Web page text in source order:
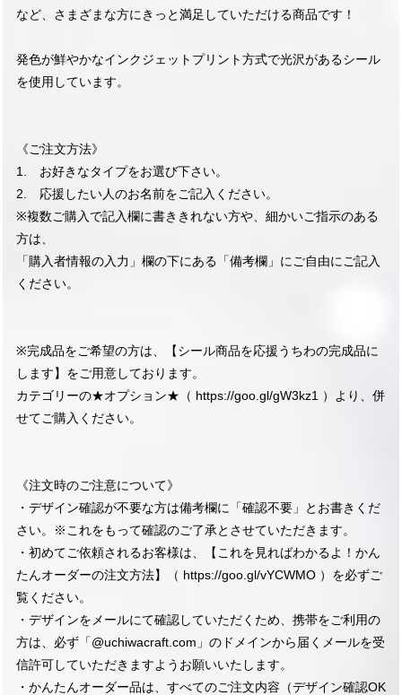
など、さまざまな方にきっと満足していただける商品です！
発色が鮮やかなインクジェットプリント方式で光沢があるシール
を使用しています。
《ご注文方法》
1. お好きなタイプをお選び下さい。
2. 応援したい人のお名前をご記入ください。
※複数ご購入で記入欄に書ききれない方や、細かいご指示のある
方は、
「購入者情報の入力」欄の下にある「備考欄」にご自由にご記入
ください。
※完成品をご希望の方は、【シール商品を応援うちわの完成品に
します】をご用意しております。
カテゴリーの★オプション★（ https://goo.gl/gW3kz1 ）より、併
せてご購入ください。
《注文時のご注意について》
・デザイン確認が不要な方は備考欄に「確認不要」とお書きくだ
さい。※これをもって確認のご了承とさせていただきます。
・初めてご依頼されるお客様は、【これを見ればわかるよ！かん
たんオーダーの注文方法】（ https://goo.gl/vYCWMO ）を必ずご
覧ください。
・デザインをメールにて確認していただくため、携帯をご利用の
方は、必ず「@uchiwacraft.com」のドメインから届くメールを受
信許可していただきますようお願いいたします。
・かんたんオーダー品は、すべてのご注文内容（デザイン確認OK